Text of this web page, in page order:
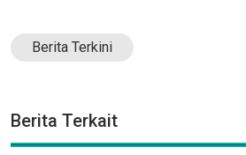
Berita Terkini
Berita Terkait